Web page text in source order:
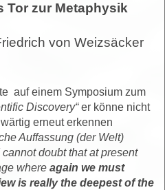
Tor zur Metaphysik
von Weizsäcker
auf einem Symposium zum
Discovery“er könne nicht
erneut erkennen
Auffassung (der Welt)
cannot doubt that at present
where again we must
is really the deepest of the